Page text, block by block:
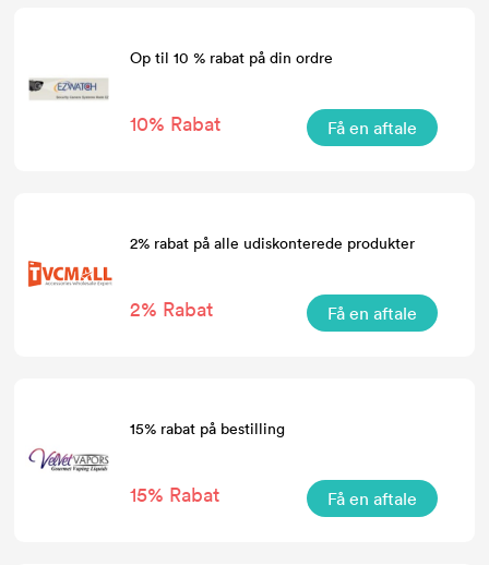
Op til 10 % rabat på din ordre
10% Rabat Få en aftale
2% rabat på alle udiskonterede produkter
2% Rabat Få en aftale
15% rabat på bestilling
15% Rabat Få en aftale